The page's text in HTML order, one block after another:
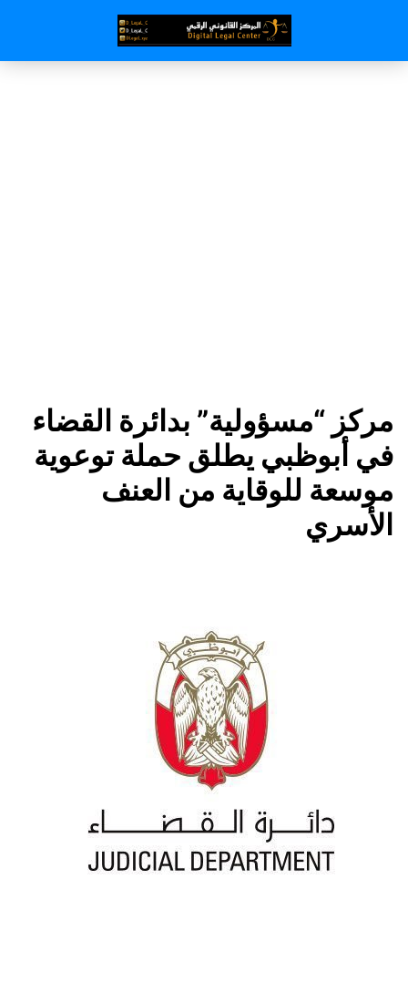
مركز “مسؤولية” بدائرة القضاء
في أبوظبي يطلق حملة توعوية
موسعة للوقاية من العنف
الأسري